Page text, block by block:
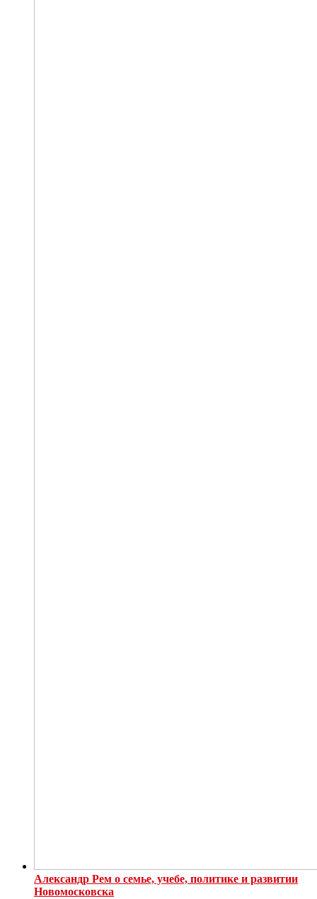
Александр Рем о семье, учебе, политике и развитии
Новомосковска